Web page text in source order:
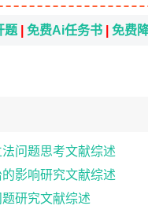
题 免费Ai任务书 免费
问题思考文献综述
影响研究文献综述
研究文献综述